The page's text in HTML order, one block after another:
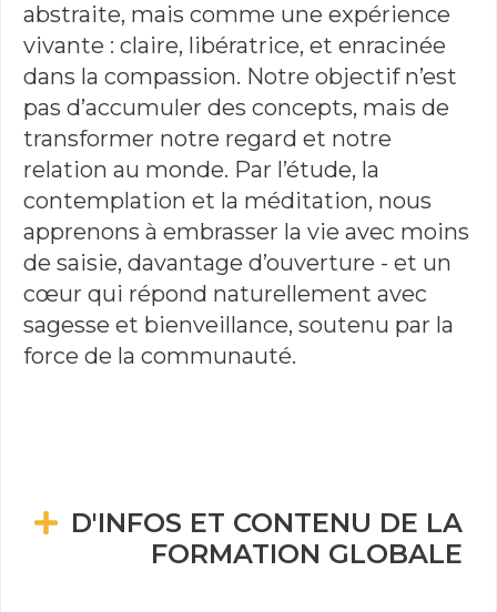
abstraite, mais comme une expérience
vivante : claire, libératrice, et enracinée
dans la compassion. Notre objectif n’est
pas d’accumuler des concepts, mais de
transformer notre regard et notre
relation au monde. Par l’étude, la
contemplation et la méditation, nous
apprenons à embrasser la vie avec moins
de saisie, davantage d’ouverture - et un
cœur qui répond naturellement avec
sagesse et bienveillance, soutenu par la
force de la communauté.
D'INFOS ET CONTENU DE LA
FORMATION GLOBALE